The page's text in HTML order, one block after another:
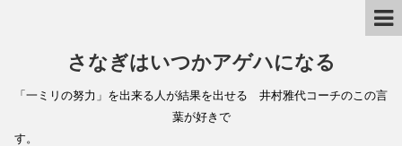
さなぎはいつかアゲハになる
「一ミリの努力」を出来る人が結果を出せる 井村雅代コーチのこの言
葉が好きで
す。